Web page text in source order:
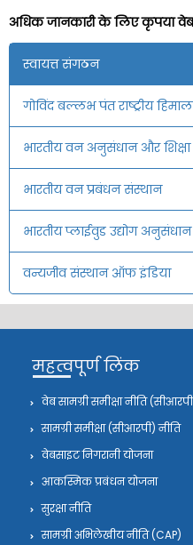
स्वायत्त संगठन
गोविंद बल्लभ पंत राष्ट्रीय
भारतीय वन अनुसंधान और शिक्षा
भारतीय वन प्रबंधन संस्थान
भारतीय प्लाईवुड उद्योग
वन्यजीव संस्थान ऑफ इंडिया
अधिक जानकारी के लिए कृपया
महत्वपूर्ण लिंक
वेब सामग्री समीक्षा नीति
सामग्री समीक्षा (सीआरपी) नीति
वेबसाइट निगरानी योजना
आकस्मिक प्रबंधन योजना
सुरक्षा नीति
सामग्री अभिलेखीय नीति (CAP)